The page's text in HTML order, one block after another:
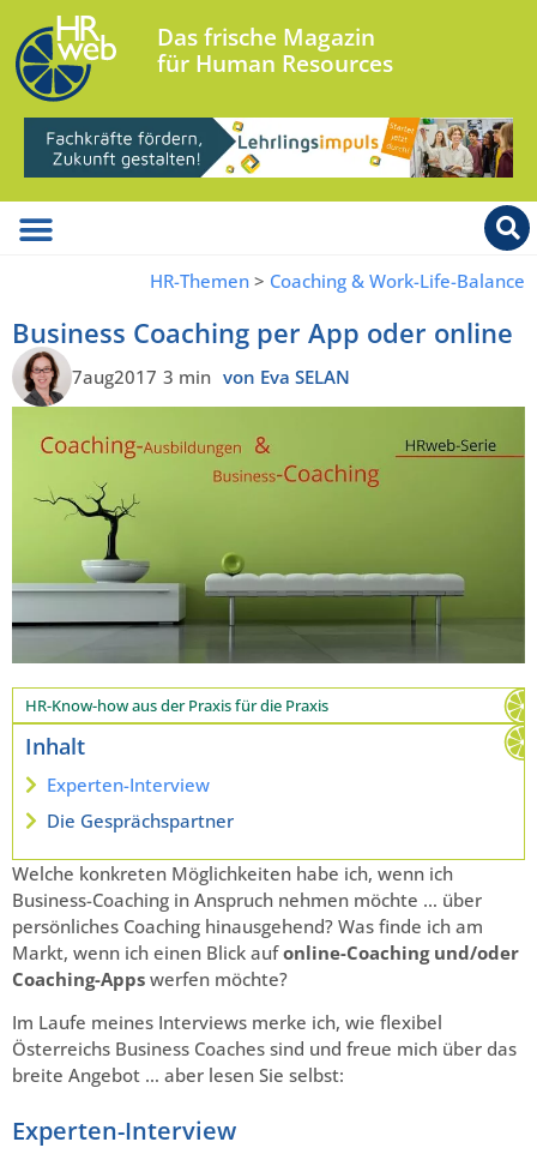
Das frische Magazin
für Human Resources
HR-Themen > Coaching & Work-Life-Balance
Business Coaching per App oder online
7aug2017 3 min von Eva SELAN
HR-Know-how aus der Praxis für die Praxis
Inhalt
Experten-Interview
Die Gesprächspartner
Welche konkreten Möglichkeiten habe ich, wenn ich
Business-Coaching in Anspruch nehmen möchte … über
persönliches Coaching hinausgehend? Was finde ich am
Markt, wenn ich einen Blick aufonline-Coaching und/oder
Coaching-Apps werfen möchte?
Im Laufe meines Interviews merke ich, wie flexibel
Österreichs Business Coaches sind und freue mich über das
breite Angebot … aber lesen Sie selbst:
Experten-Interview